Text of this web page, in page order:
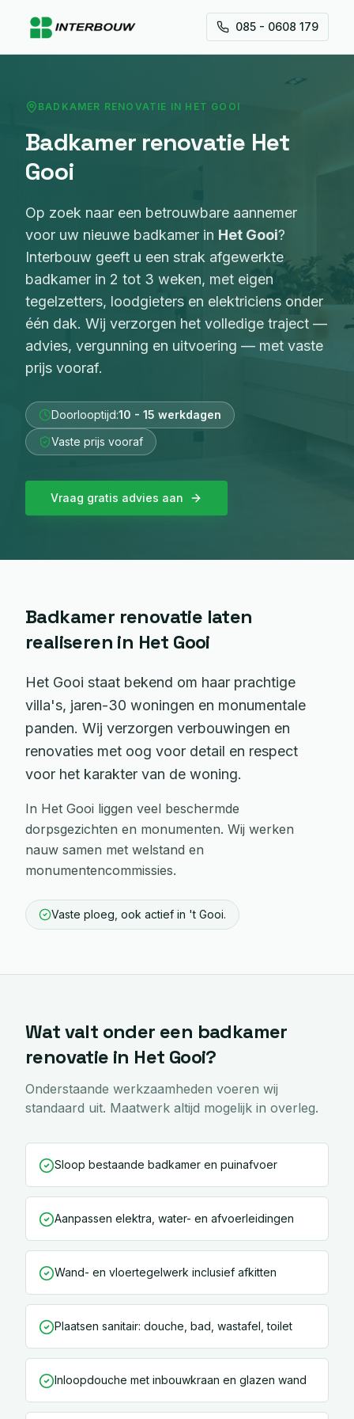
085 - 0608 179
BADKAMER RENOVATIE IN HET GOOI
Badkamer renovatie Het
Gooi
Op zoek naar een betrouwbare aannemer
voor uw nieuwe badkamer in Het Gooi?
Interbouw geeft u een strak afgewerkte
badkamer in 2 tot 3 weken, met eigen
tegelzetters, loodgieters en elektriciens onder
één dak. Wij verzorgen het volledige traject —
advies, vergunning en uitvoering — met vaste
prijs vooraf.
Doorlooptijd:10 - 15 werkdagen
Vaste prijs vooraf
Vraag gratis advies aan
Badkamer renovatie laten
realiseren in Het Gooi
Het Gooi staat bekend om haar prachtige
villa's, jaren-30 woningen en monumentale
panden. Wij verzorgen verbouwingen en
renovaties met oog voor detail en respect
voor het karakter van de woning.
In Het Gooi liggen veel beschermde
dorpsgezichten en monumenten. Wij werken
nauw samen met welstand en
monumentencommissies.
Vaste ploeg, ook actief in 't Gooi.
Wat valt onder een badkamer
renovatie in Het Gooi?
Onderstaande werkzaamheden voeren wij
standaard uit. Maatwerk altijd mogelijk in overleg.
Sloop bestaande badkamer en puinafvoer
Aanpassen elektra, water- en afvoerleidingen
Wand- en vloertegelwerk inclusief afkitten
Plaatsen sanitair: douche, bad, wastafel, toilet
Inloopdouche met inbouwkraan en glazen wand